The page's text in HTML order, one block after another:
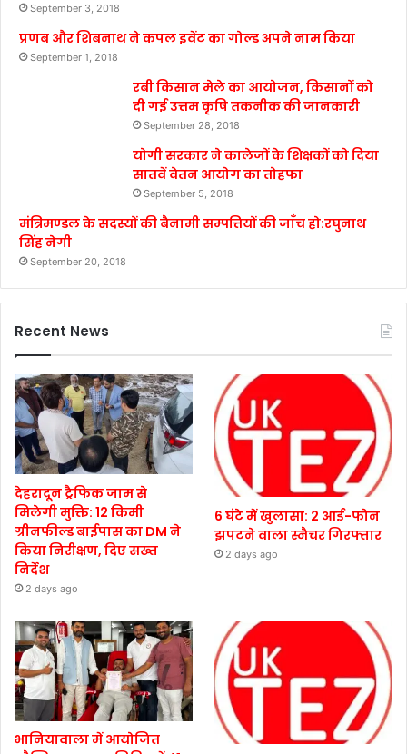
September 3, 2018
प्रणब और शिबनाथ ने कपल इवेंट का गोल्ड अपने नाम किया
September 1, 2018
रबी किसान मेले का आयोजन, किसानों को
दी गई उत्तम कृषि तकनीक की जानकारी
September 28, 2018
योगी सरकार ने कालेजों के शिक्षकों को दिया
सातवें वेतन आयोग का तोहफा
September 5, 2018
मंत्रिमण्डल के सदस्यों की बैनामी सम्पत्तियों की जाँच हो:रघुनाथ
सिंह नेगी
September 20, 2018
Recent News
देहरादून ट्रैफिक जाम से
मिलेगी मुक्ति: 12 किमी
ग्रीनफील्ड बाईपास का DM ने
किया निरीक्षण, दिए सख्त
निर्देश
2 days ago
6 घंटे में खुलासा: 2 आई-फोन
झपटने वाला स्नैचर गिरफ्तार
2 days ago
भानियावाला में आयोजित